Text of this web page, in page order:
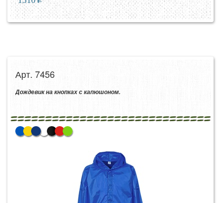
Арт. 7456
Дождевик на кнопках с капюшоном.